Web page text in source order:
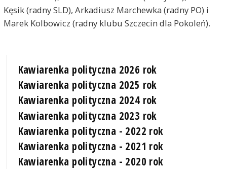
Kęsik (radny SLD), Arkadiusz Marchewka (radny PO) i
Marek Kolbowicz (radny klubu Szczecin dla Pokoleń).
Kawiarenka polityczna 2026 rok
Kawiarenka polityczna 2025 rok
Kawiarenka polityczna 2024 rok
Kawiarenka polityczna 2023 rok
Kawiarenka polityczna - 2022 rok
Kawiarenka polityczna - 2021 rok
Kawiarenka polityczna - 2020 rok